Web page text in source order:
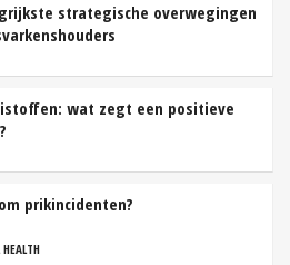
strategische overwegingen
wat zegt een positieve
prikincidenten?